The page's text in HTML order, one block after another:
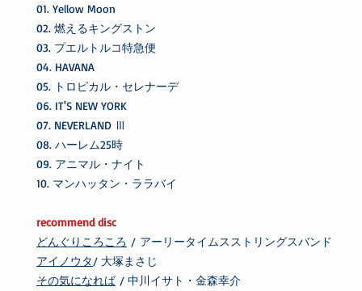
01. Yellow Moon
02. 燃えるキングストン
03. プエルトルコ特急便
04. HAVANA
05. トロピカル・セレナーデ
06. IT'S NEW YORK
07. NEVERLAND Ⅲ
08. ハーレム25時
09. アニマル・ナイト
10. マンハッタン・ララバイ
recommend disc
どんぐりころころ / アーリータイムスストリングスバンド
アイノウタ/ 大塚まさじ
その気になれば/ 中川イサト・金森幸介